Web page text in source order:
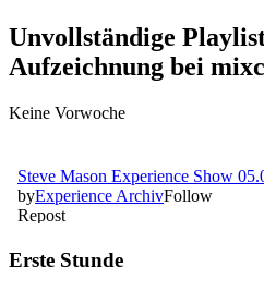
Unvollständige
Aufzeichnung bei
Keine Vorwoche
Erste Stunde